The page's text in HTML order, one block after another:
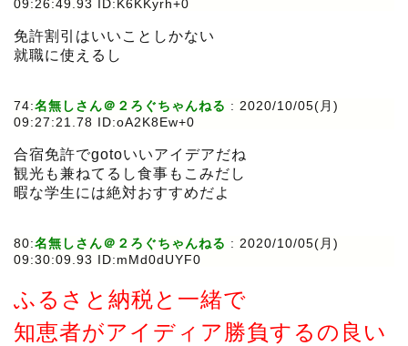
09:26:49.93 ID:K6KKyrh+0
免許割引はいいことしかない
就職に使えるし
74:名無しさん＠２ろぐちゃんねる : 2020/10/05(月)
09:27:21.78 ID:oA2K8Ew+0
合宿免許でgotoいいアイデアだね
観光も兼ねてるし食事もこみだし
暇な学生には絶対おすすめだよ
80:名無しさん＠２ろぐちゃんねる : 2020/10/05(月)
09:30:09.93 ID:mMd0dUYF0
ふるさと納税と一緒で
知恵者がアイディア勝負するの良い